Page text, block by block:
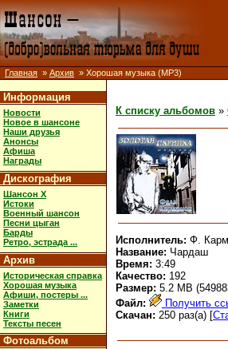
Главная » Архив » Хорошая музыка (MP3)
Информация
Новости
Новое в шансоне
Наши друзья
Анонсы
Афиша
Награды
Дискография
Шансон X
Истоки
Военный шансон
Песни цыган
Барды
Ретро, эстрада ...
Архив
Историческая справка
Хорошая музыка
Афиши, постеры ...
Заметки
Книги
Тексты песен
Фотоальбом
К списку альбомов »
Исполнитель: Ф.
Название: Чардаш
Время: 3:49
Качество: 192
Размер: 5.2 MB
Файл:
Получить
Скачан: 250 раз(а) [